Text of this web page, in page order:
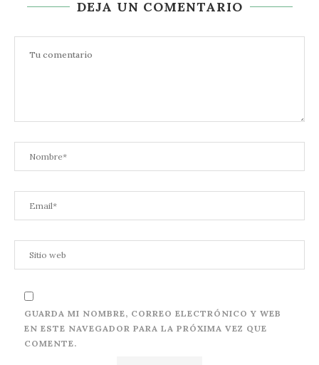
DEJA UN COMENTARIO
GUARDA MI NOMBRE, CORREO ELECTRÓNICO Y WEB
EN ESTE NAVEGADOR PARA LA PRÓXIMA VEZ QUE
COMENTE.